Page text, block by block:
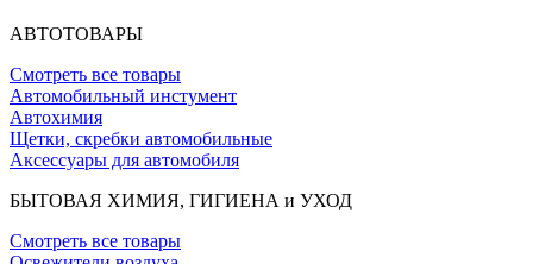
АВТОТОВАРЫ
Смотреть все товары
Автомобильный инстумент
Автохимия
Щетки, скребки автомобильные
Аксессуары для автомобиля
БЫТОВАЯ ХИМИЯ, ГИГИЕНА и УХОД
Смотреть все товары